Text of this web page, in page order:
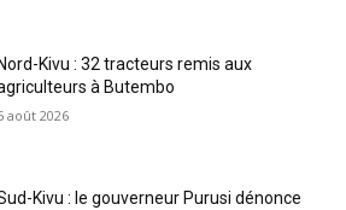
Nord-Kivu : 32 tracteurs remis aux
à Butembo
août 2026
Kivu : le gouverneur Purusi dénonce